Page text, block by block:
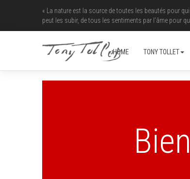
« La nature est la source de toutes les beautés pour
peut les subir, de tous les sentiments par l’âme pour
HOME TONY TOLLET